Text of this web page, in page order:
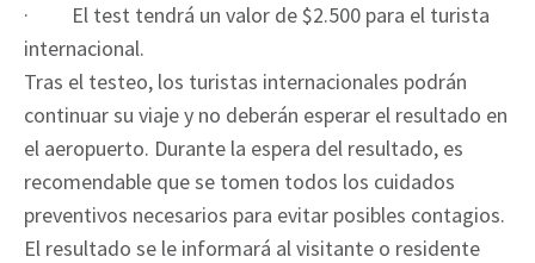
· El test tendrá un valor de $2.500 para el turista
internacional.
Tras el testeo, los turistas internacionales podrán
continuar su viaje y no deberán esperar el resultado en
el aeropuerto. Durante la espera del resultado, es
recomendable que se tomen todos los cuidados
preventivos necesarios para evitar posibles contagios.
El resultado se le informará al visitante o residente